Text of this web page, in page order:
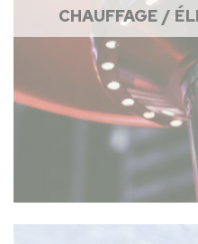
CHAUFFAGE /